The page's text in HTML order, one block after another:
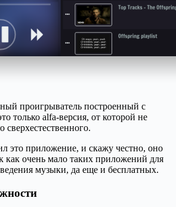
проигрыватель построенный с
только alfa-версия, от которой не
сверхестественного.
это приложение, и скажу честно, оно
как очень мало таких приложений для
музыки, да еще и бесплатных.